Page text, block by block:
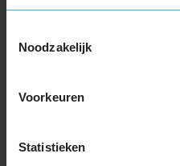
Noodzakelijk
Voorkeuren
Statistieken
265/35R19 98Y EXTRALOAD
265/40R19 102Y EXTRALOAD
285/35R19 103Y EXTRALOAD